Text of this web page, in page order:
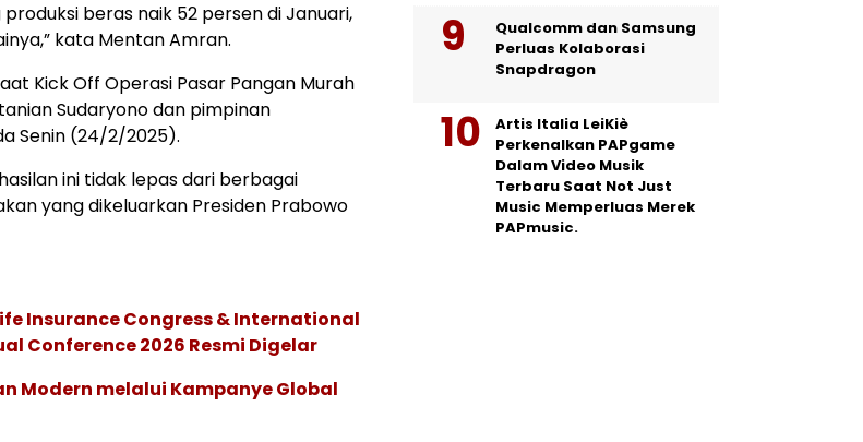
beras naik 52 persen di Januari,
kata Mentan Amran.
Kick Off Operasi Pasar Pangan Murah
Sudaryono dan pimpinan
Senin (24/2/2025).
ini tidak lepas dari berbagai
yang dikeluarkan Presiden Prabowo
Insurance Congress & International
Conference 2026 Resmi Digelar
Modern melalui Kampanye Global
Qualcomm dan Samsung
Perluas Kolaborasi
Snapdragon
Artis Italia LeiKiè
Perkenalkan PAPgame
Dalam Video Musik
Terbaru Saat Not Just
Music Memperluas Merek
PAPmusic.